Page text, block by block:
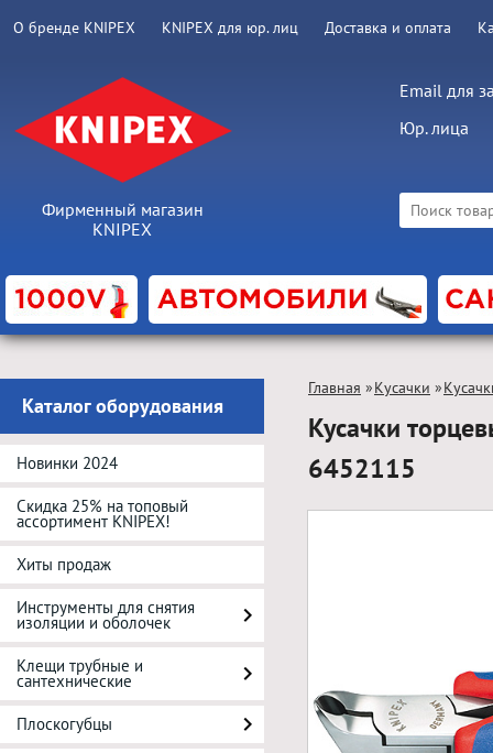
О бренде KNIPEX KNIPEX для юр. лиц Доставка и оплата
Фирменный магазин
KNIPEX
Email для
Юр. лица
Каталог оборудования
Новинки 2024
Скидка 25% на топовый
ассортимент KNIPEX!
Хиты продаж
Инструменты для снятия
изоляции и оболочек
Клещи трубные и
сантехнические
Плоскогубцы
Главная »Кусачки »
Кусачки
6452115